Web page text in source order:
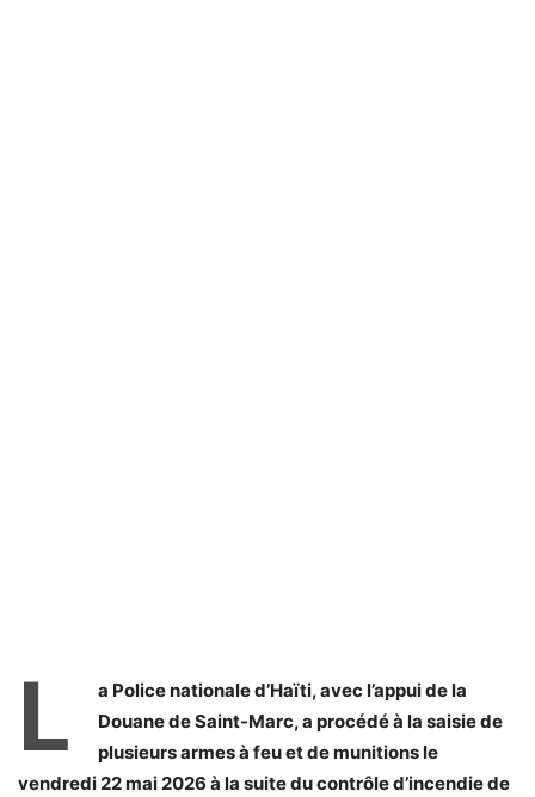
L
a Police nationale d’Haïti, avec l’appui de la
Douane de Saint-Marc, a procédé à la saisie de
plusieurs armes à feu et de munitions le
vendredi 22 mai 2026 à la suite du contrôle d’incendie de